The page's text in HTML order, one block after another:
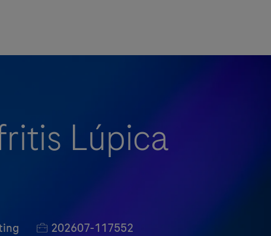
Lúpica
Job Id202607-117552